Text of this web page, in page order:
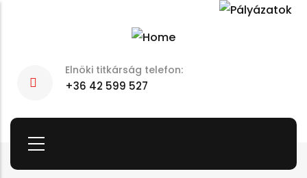
Elnöki titkárság telefon:
+36 42 599 527